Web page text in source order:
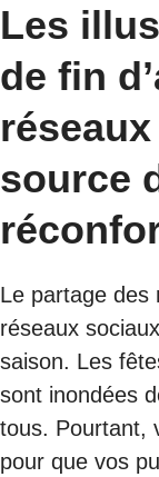
Les
de fin
source
Le partage des
réseaux
saison. Les
sont inondées
tous. Pourtant,
pour que vos